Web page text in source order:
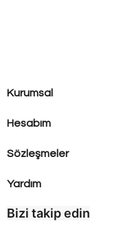
Kurumsal
Hesabım
Sözleşmeler
Yardım
Bizi takip edin